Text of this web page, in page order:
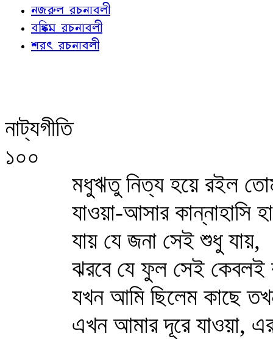
নজরুল রচনাবলী
বঙ্কিম রচনাবলী
শরৎ রচনাবলী
নাট্যগীতি
১০০
মধুঋতু নিত্য হয়ে রইল
যাওয়া-আসার কান্নাহাসি
যায় যে জনা সেই শুধু যায়,
ঝরবে যে ফুল সেই কেবলই
যখন আমি ছিলেম কাছে
এখন আমার দূরে যাওয়া,